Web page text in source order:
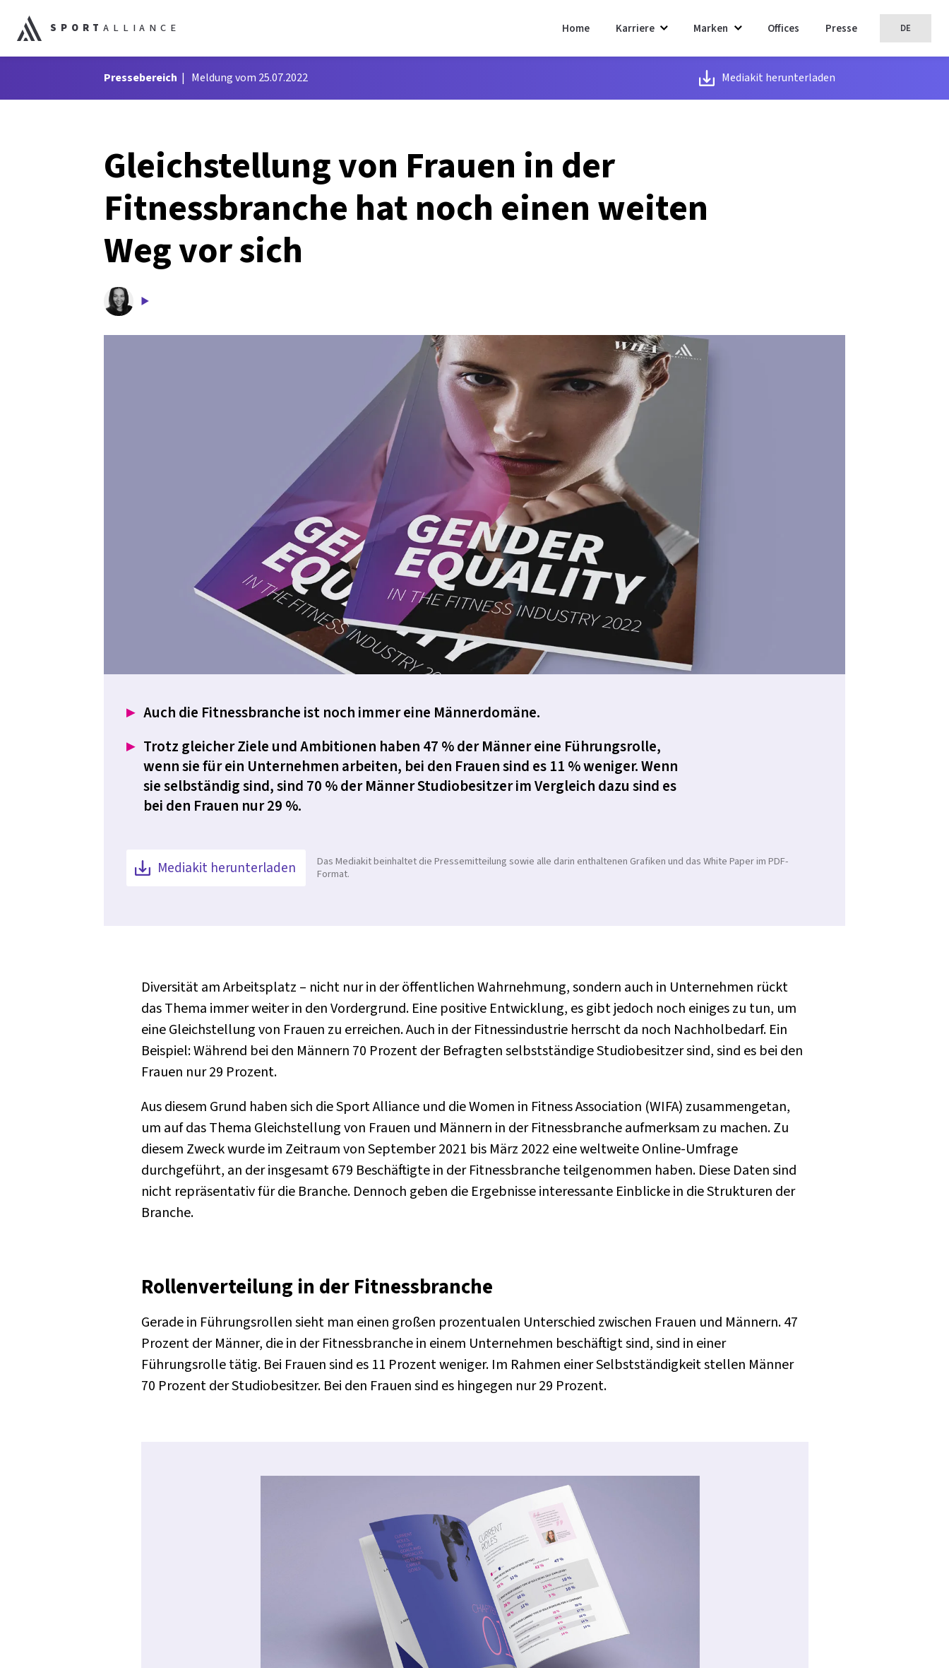
SPORTALLIANCE Home Karriere Marken Offices Presse DE
Pressebereich Meldung vom 25.07.2022 Mediakit herunterladen
Gleichstellung von Frauen in der
Fitnessbranche hat noch einen weiten
Weg vor sich
Auch die Fitnessbranche ist noch immer eine Männerdomäne.
Trotz gleicher Ziele und Ambitionen haben 47 % der Männer eine Führungsrolle,
wenn sie für ein Unternehmen arbeiten, bei den Frauen sind es 11 % weniger. Wenn
sie selbständig sind, sind 70 % der Männer Studiobesitzer im Vergleich dazu sind es
bei den Frauen nur 29 %.
Mediakit herunterladen
Das Mediakit beinhaltet die Pressemitteilung sowie alle darin enthaltenen Grafiken und das White Paper im PDF-
Format.
Diversität am Arbeitsplatz – nicht nur in der öffentlichen Wahrnehmung, sondern auch in Unternehmen rückt
das Thema immer weiter in den Vordergrund. Eine positive Entwicklung, es gibt jedoch noch einiges zu tun, um
eine Gleichstellung von Frauen zu erreichen. Auch in der Fitnessindustrie herrscht da noch Nachholbedarf. Ein
Beispiel: Während bei den Männern 70 Prozent der Befragten selbstständige Studiobesitzer sind, sind es bei den
Frauen nur 29 Prozent.
Aus diesem Grund haben sich die Sport Alliance und die Women in Fitness Association (WIFA) zusammengetan,
um auf das Thema Gleichstellung von Frauen und Männern in der Fitnessbranche aufmerksam zu machen. Zu
diesem Zweck wurde im Zeitraum von September 2021 bis März 2022 eine weltweite Online-Umfrage
durchgeführt, an der insgesamt 679 Beschäftigte in der Fitnessbranche teilgenommen haben. Diese Daten sind
nicht repräsentativ für die Branche. Dennoch geben die Ergebnisse interessante Einblicke in die Strukturen der
Branche.
Rollenverteilung in der Fitnessbranche
Gerade in Führungsrollen sieht man einen großen prozentualen Unterschied zwischen Frauen und Männern. 47
Prozent der Männer, die in der Fitnessbranche in einem Unternehmen beschäftigt sind, sind in einer
Führungsrolle tätig. Bei Frauen sind es 11 Prozent weniger. Im Rahmen einer Selbstständigkeit stellen Männer
70 Prozent der Studiobesitzer. Bei den Frauen sind es hingegen nur 29 Prozent.